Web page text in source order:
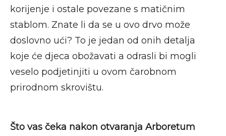
korijenje i ostale povezane s matičnim
stablom. Znate li da se u ovo drvo može
doslovno ući? To je jedan od onih detalja
koje će djeca obožavati a odrasli bi mogli
veselo podjetinjiti u ovom čarobnom
prirodnom skrovištu.
Što vas čeka nakon otvaranja Arboretum